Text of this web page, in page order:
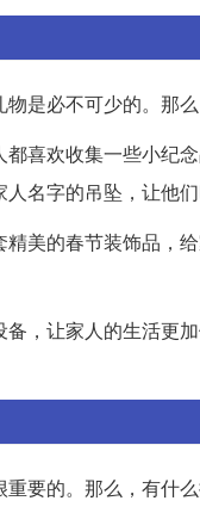
是必不可少的。那
喜欢收集一些小纪
名字的吊坠，让他们
美的春节装饰品，
，让家人的生活更
要的。那么，有什